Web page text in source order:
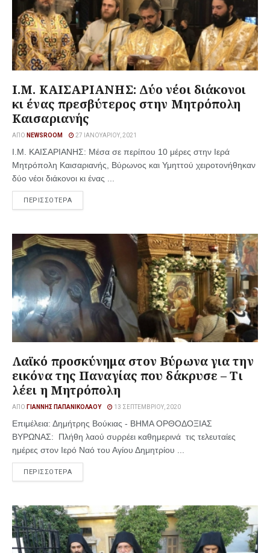
Ι.Μ. ΚΑΙΣΑΡΙΑΝΗΣ: Δύο νέοι διάκονοι
κι ένας πρεσβύτερος στην Μητρόπολη
Καισαριανής
ΑΠΌ NEWSROOM 27 ΙΑΝΟΥΑΡΊΟΥ, 2021
Ι.Μ. ΚΑΙΣΑΡΙΑΝΗΣ: Μέσα σε περίπου 10 μέρες στην Ιερά
Μητρόπολη Καισαριανής, Βύρωνος και Υμηττού χειροτονήθηκαν
δύο νέοι διάκονοι κι ένας ...
ΠΕΡΙΣΣΟΤΕΡΑ
Λαϊκό προσκύνημα στον Βύρωνα για την
εικόνα της Παναγίας που δάκρυσε – Τι
λέει η Μητρόπολη
ΑΠΌ ΓΙΆΝΝΗΣ ΠΑΠΑΝΙΚΟΛΆΟΥ 13 ΣΕΠΤΕΜΒΡΊΟΥ, 2020
Επιμέλεια: Δημήτρης Βούκιας - ΒΗΜΑ ΟΡΘΟΔΟΞΙΑΣ
ΒΥΡΩΝΑΣ: Πλήθη λαού συρρέει καθημερινά τις τελευταίες
ημέρες στον Ιερό Ναό του Αγίου Δημητρίου ...
ΠΕΡΙΣΣΟΤΕΡΑ